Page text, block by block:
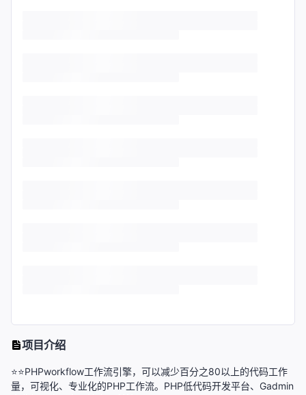
项目介绍
⭐⭐PHPworkflow工作流引擎，可以减少百分之80以上的代码工作
量，可视化、专业化的PHP工作流。PHP低代码开发平台、Gadmin